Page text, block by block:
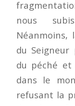
nous
du
du péché
dans le
refusant la